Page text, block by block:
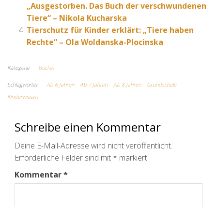
„Ausgestorben. Das Buch der verschwundenen
Tiere“ – Nikola Kucharska
Tierschutz für Kinder erklärt: „Tiere haben
Rechte“ – Ola Woldanska-Plocinska
Kategorie Bücher
Schlagwörter Ab 6 Jahren Ab 7 Jahren Ab 8 Jahren
Grundschule
Kinderwissen
Schreibe einen Kommentar
Deine E-Mail-Adresse wird nicht veröffentlicht.
Erforderliche Felder sind mit * markiert
Kommentar*